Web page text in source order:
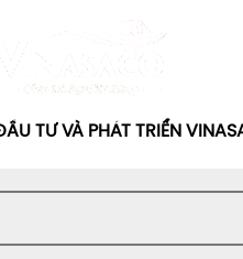
TƯ VÀ PHÁT TRIỂN